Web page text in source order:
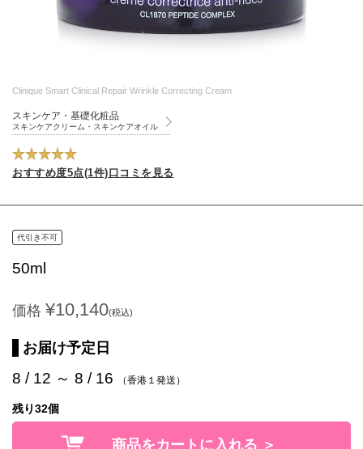
Clinique Smart Clinical Repair Wrinkle Correcting Cream
スキンケア・基礎化粧品
スキンケアクリーム・スキンケアオイル
おすすめ度5点(1件)口コミを見る
代引き不可
50ml
価格 ¥10,140(税込)
お届け予定日
8 / 12 ～ 8 / 16 （香港１発送）
残り32個
商品をカートに入れる ＞